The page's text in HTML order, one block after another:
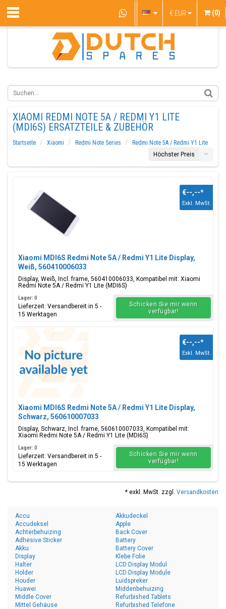
€ EUR (0)
XIAOMI REDMI NOTE 5A / REDMI Y1 LITE
(MDI6S) ERSATZTEILE & ZUBEHÖR
Startseite Xiaomi Redmi Note Series
Redmi Note 5A / Redmi Y1 Lite
Höchster Preis
Xiaomi MDI6S Redmi Note 5A / Redmi Y1 Lite Display,
Weiß, 560410006033
Display, Weiß, Incl. frame, 560410006033, Kompatibel mit: Xiaomi
Redmi Note 5A / Redmi Y1 Lite (MDI6S)
€--,--*
Exkl. MwSt.
Lager: 0
Lieferzeit: Versandbereit in 5 -
15 Werktagen
Schicken Sie mir wenn
verfügbar!
Xiaomi MDI6S Redmi Note 5A / Redmi Y1 Lite Display,
Schwarz, 560610007033
Display, Schwarz, Incl. frame, 560610007033, Kompatibel mit:
Xiaomi Redmi Note 5A / Redmi Y1 Lite (MDI6S)
€--,--*
Exkl. MwSt.
Lager: 0
Lieferzeit: Versandbereit in 5 -
15 Werktagen
Schicken Sie mir wenn
verfügbar!
* exkl. MwSt. zzgl. Versandkosten
Accu
Accudeksel
Achterbehuizing
Adhesive Sticker
Akku
Akkudeckel
Apple
Back Cover
Battery
Battery Cover
Display
Halter
Holder
Houder
Huawei
Klebe Folie
LCD Display Modul
LCD Display Module
Luidspreker
Middenbehuizing
Middle Cover
Mittel Gehäuse
Refurbished Tablets
Refurbished Telefone